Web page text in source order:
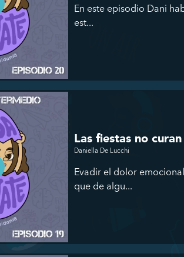
En este episodio Dani
est...
Las fiestas no
Daniella De Lucchi
Evadir el dolor
que de algu...